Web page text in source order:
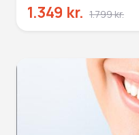
1.349 kr. 1.799 kr.